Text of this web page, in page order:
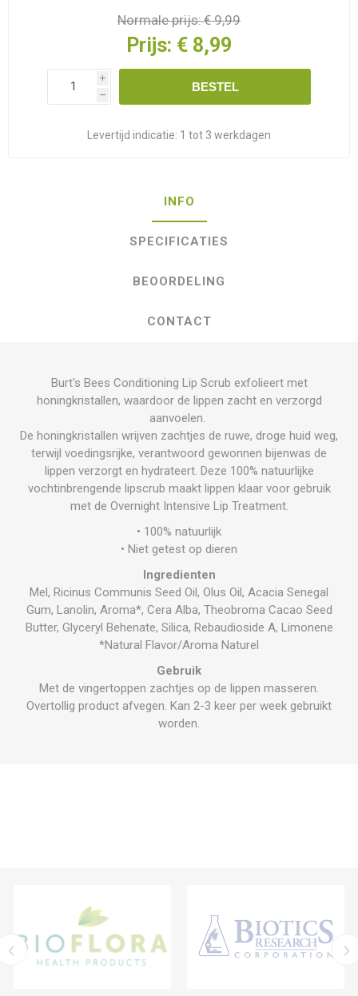
Normale prijs:€ 9,99
Prijs: € 8,99
i
h
BESTEL
Levertijd indicatie: 1 tot 3 werkdagen
INFO
SPECIFICATIES
BEOORDELING
CONTACT
Burt's Bees Conditioning Lip Scrub exfolieert met
honingkristallen, waardoor de lippen zacht en verzorgd
aanvoelen.
De honingkristallen wrijven zachtjes de ruwe, droge huid weg,
terwijl voedingsrijke, verantwoord gewonnen bijenwas de
lippen verzorgt en hydrateert. Deze 100% natuurlijke
vochtinbrengende lipscrub maakt lippen klaar voor gebruik
met de Overnight Intensive Lip Treatment.
• 100% natuurlijk
• Niet getest op dieren
Ingredienten
Mel, Ricinus Communis Seed Oil, Olus Oil, Acacia Senegal
Gum, Lanolin, Aroma*, Cera Alba, Theobroma Cacao Seed
Butter, Glyceryl Behenate, Silica, Rebaudioside A, Limonene
*Natural Flavor/Aroma Naturel
Gebruik
Met de vingertoppen zachtjes op de lippen masseren.
Overtollig product afvegen. Kan 2-3 keer per week gebruikt
worden.